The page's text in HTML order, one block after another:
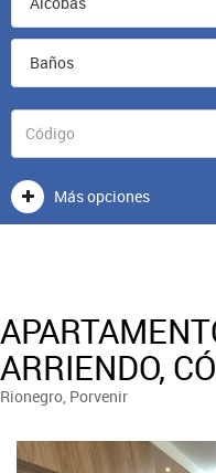
Más opciones
ARRIENDO,
Rionegro, Porvenir